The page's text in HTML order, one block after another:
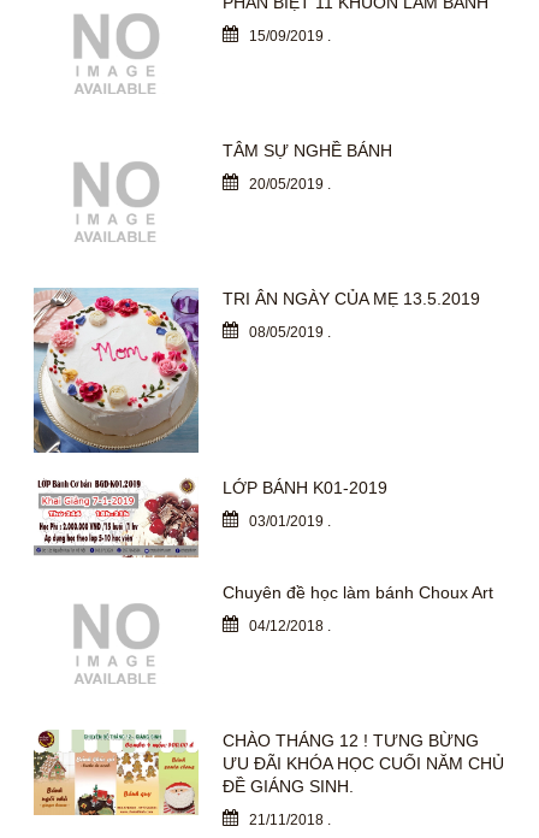
15/09/2019 .
TÂM SỰ NGHỀ BÁNH
20/05/2019 .
TRI ÂN NGÀY CỦA MẸ 13.5.2019
08/05/2019
LỚP BÁNH K01-2019
03/01/2019
Chuyên đề học làm bánh Choux Art
04/12/2018 .
CHÀO THÁNG 12 ! TƯNG BỪNG
ƯU ĐÃI KHÓA HỌC CUỐI NĂM CHỦ
ĐỀ GIÁNG SINH.
21/11/2018 .